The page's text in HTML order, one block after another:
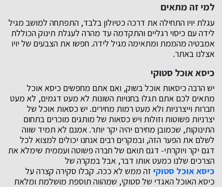
למי זה מתאים
עגלת יויו התחילה את דרכה כטיולון בלבד, התפתחה למושב מגיל
לידה עם כיסוי רגליים והתקדמה עד מהרה לעגלת תינוק הכוללת
אמבטיה מהממת ומתאימה מגיל לידה. חפשו את הצבעים של יויו
אצלנו באתר.
כיסא אוכל סטוקי
יש הרבה כיסאות אוכל בשוק, ואם אתם מחפשים כיסא אוכל
מתאים לכם אתם תגלו בחנויות השונות לא מעט דגמים, לא מעט
חברות וייצרניות ולא מעט רמות מחירים. יש כסאות אוכל של
יצרניות פשוטות וזולות ויש כסאות של מותגים מוכרים בתחום
התינוקות, שכמובן מחירם יהיה יקר יותר. אמנם לא תמיד שווה
לשלם את הפער הזה, ובמקרים רבים אנחנו יכולים למצוא לכל
דגם יקר ויוקרתי- דגם תואם של חברה פשוטה ועממית שימלא את
הצרכים שלנו כמעט אותו דבר, אבל במקרה של
כיסא אוכל סטוקי זה ממש לא ככה. קבלו סקירה קצרה על
כיסא האוכל האגדי של סטוקי, שמהווה תוספת מושלמת ומלאת